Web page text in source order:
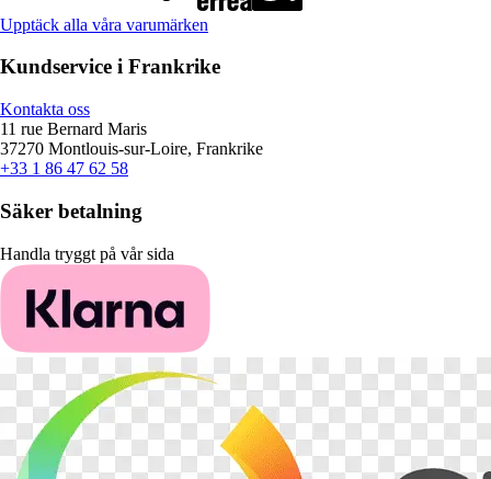
Upptäck alla våra varumärken
Kundservice i Frankrike
Kontakta oss
11 rue Bernard Maris
37270 Montlouis-sur-Loire, Frankrike
+33 1 86 47 62 58
Säker betalning
Handla tryggt på vår sida